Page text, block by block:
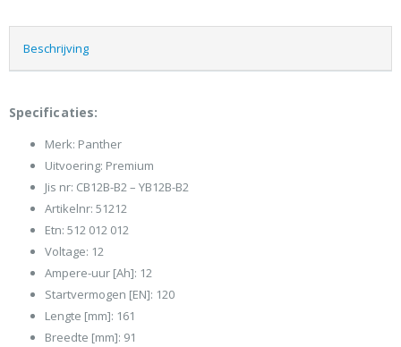
Beschrijving
Specificaties:
Merk: Panther
Uitvoering: Premium
Jis nr: CB12B-B2 – YB12B-B2
Artikelnr: 51212
Etn: 512 012 012
Voltage: 12
Ampere-uur [Ah]: 12
Startvermogen [EN]: 120
Lengte [mm]: 161
Breedte [mm]: 91